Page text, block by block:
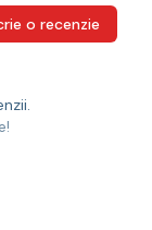
o recenzie